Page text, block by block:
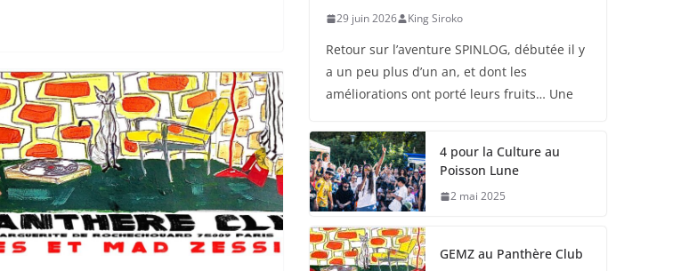
29 juin 2026 King Siroko
Retour sur l’aventure SPINLOG, débutée il y
a un peu plus d’un an, et dont les
améliorations ont porté leurs fruits… Une
4 pour la Culture au
Poisson Lune
2 mai 2025
GEMZ au Panthère Club